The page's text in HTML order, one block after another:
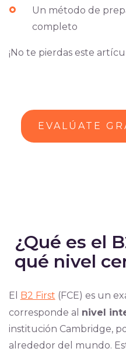
Un método de
completo
¡No te pierdas este
EVALÚATE
¿Qué es el
qué nivel
El B2 First (FCE) es un
corresponde al nivel
institución Cambridge,
alrededor del mundo.